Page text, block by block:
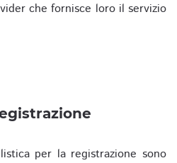
che fornisce loro il servizio
per la registrazione sono